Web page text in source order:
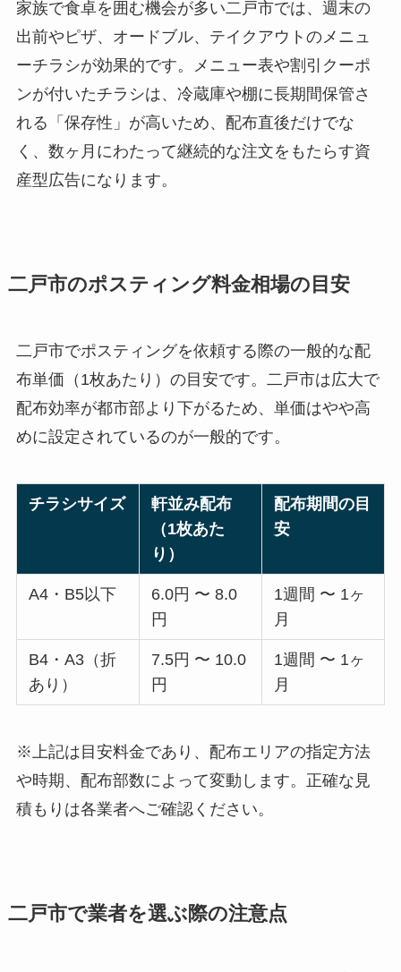
家族で食卓を囲む機会が多い二戸市では、週末の
出前やピザ、オードブル、テイクアウトのメニュ
ーチラシが効果的です。メニュー表や割引クーポ
ンが付いたチラシは、冷蔵庫や棚に長期間保管さ
れる「保存性」が高いため、配布直後だけでな
く、数ヶ月にわたって継続的な注文をもたらす資
産型広告になります。
二戸市のポスティング料金相場の目安
二戸市でポスティングを依頼する際の一般的な配
布単価（1枚あたり）の目安です。二戸市は広大で
配布効率が都市部より下がるため、単価はやや高
めに設定されているのが一般的です。
チラシサイズ
軒並み配布
（1枚あた
り）
配布期間の目
安
A4・B5以下
6.0円 〜 8.0
円
1週間 〜 1ヶ
月
B4・A3（折
あり）
7.5円 〜 10.0
円
1週間 〜 1ヶ
月
※上記は目安料金であり、配布エリアの指定方法
や時期、配布部数によって変動します。正確な見
積もりは各業者へご確認ください。
二戸市で業者を選ぶ際の注意点